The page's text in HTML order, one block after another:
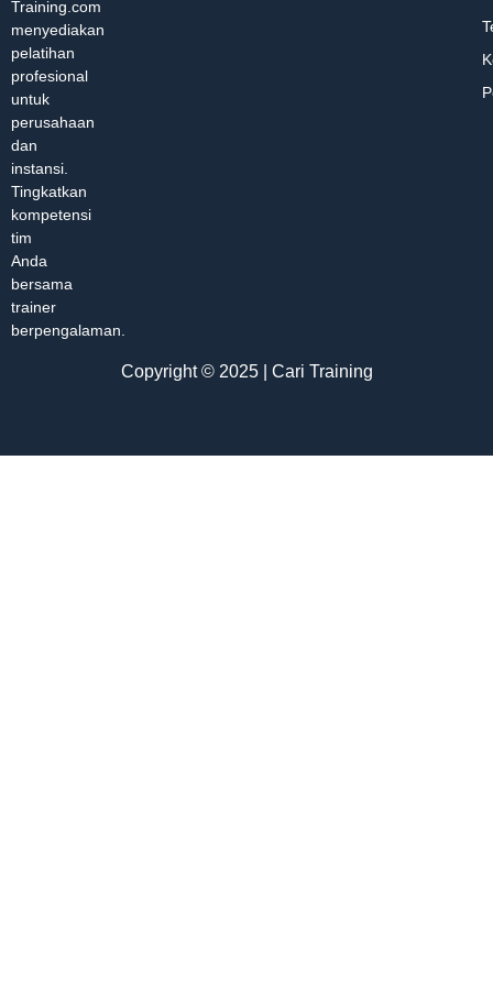
Training.com
menyediakan
pelatihan
profesional
untuk
perusahaan
dan
instansi.
Tingkatkan
kompetensi
tim
Anda
bersama
trainer
berpengalaman.
Copyright © 2025 | Cari Training